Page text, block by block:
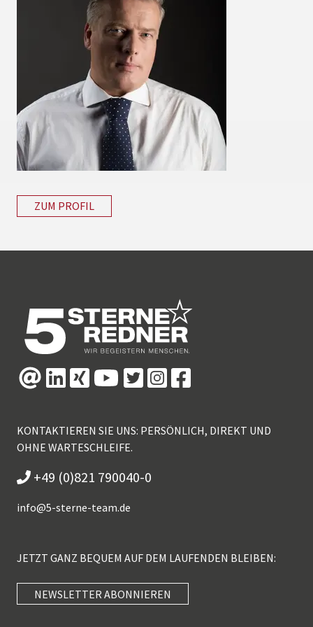
ZUM PROFIL
KONTAKTIEREN SIE UNS: PERSÖNLICH, DIREKT UND
OHNE WARTESCHLEIFE.
+49 (0)821 790040-0
info@5-sterne-team.de
JETZT GANZ BEQUEM AUF DEM LAUFENDEN BLEIBEN:
NEWSLETTER ABONNIEREN